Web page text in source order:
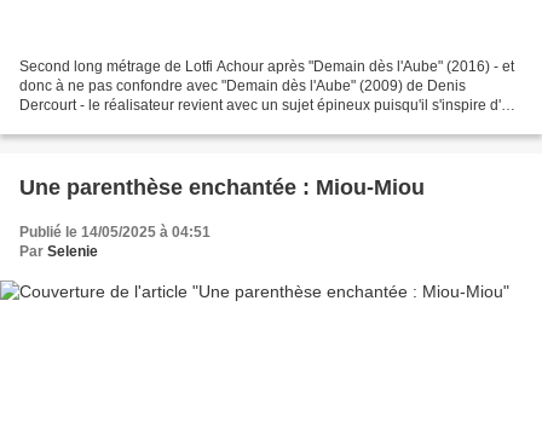
Second long métrage de Lotfi Achour après "Demain dès l'Aube" (2016) - et
donc à ne pas confondre avec "Demain dès l'Aube" (2009) de Denis
Dercourt - le réalisateur revient avec un sujet épineux puisqu'il s'inspire d'un
Une parenthèse enchantée : Miou-Miou
Publié le 14/05/2025 à 04:51
Par Selenie